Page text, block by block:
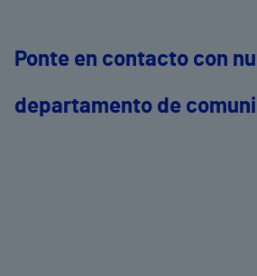
Ponte en contacto con
departamento de